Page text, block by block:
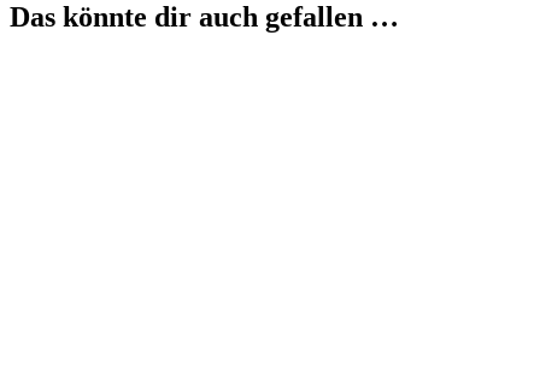
Das könnte dir auch gefallen …